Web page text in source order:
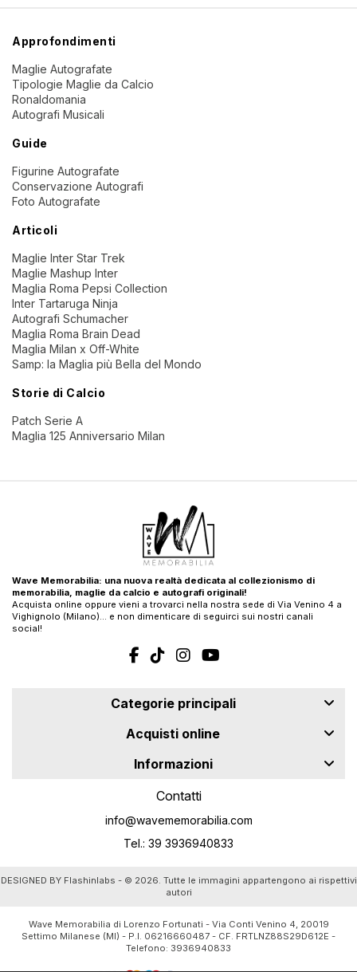
Approfondimenti
Maglie Autografate
Tipologie Maglie da Calcio
Ronaldomania
Autografi Musicali
Guide
Figurine Autografate
Conservazione Autografi
Foto Autografate
Articoli
Maglie Inter Star Trek
Maglie Mashup Inter
Maglia Roma Pepsi Collection
Inter Tartaruga Ninja
Autografi Schumacher
Maglia Roma Brain Dead
Maglia Milan x Off-White
Samp: la Maglia più Bella del Mondo
Storie di Calcio
Patch Serie A
Maglia 125 Anniversario Milan
Wave Memorabilia: una nuova realtà dedicata al collezionismo di
memorabilia, maglie da calcio e autografi originali!
Acquista online oppure vieni a trovarci nella nostra sede di Via Venino 4 a
Vighignolo (Milano)… e non dimenticare di seguirci sui nostri canali
social!
Categorie principali
Acquisti online
Informazioni
Contatti
info@wavememorabilia.com
Tel.: 39 3936940833
DESIGNED BY Flashinlabs - © 2026. Tutte le immagini appartengono ai rispettivi
autori
Wave Memorabilia di Lorenzo Fortunati - Via Conti Venino 4, 20019
Settimo Milanese (MI) - P.I. 06216660487 - CF. FRTLNZ88S29D612E -
Telefono: 3936940833